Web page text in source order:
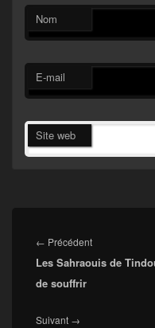
Nom
E-mail
Site web
de
l’article
← PrécédentArticle
précédent :
Les Sahraouis de
de souffrir
Suivant →